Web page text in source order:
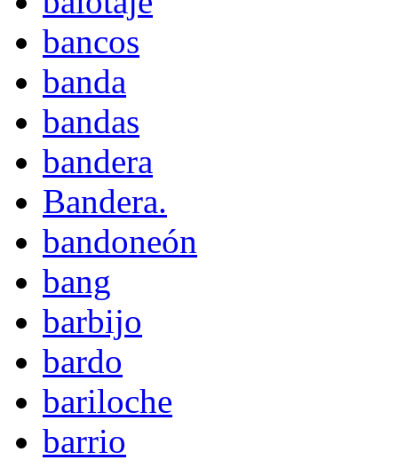
bancos
banda
bandas
bandera
Bandera.
bandoneón
bang
barbijo
bardo
bariloche
barrio